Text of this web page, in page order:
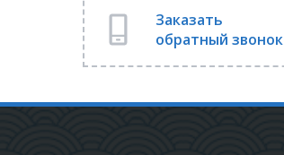
Заказать
обратный звонок